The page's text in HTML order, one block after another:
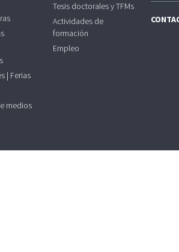
| Ferias
medios
Tesis doctorales y TFMs
Actividades de
formación
Empleo